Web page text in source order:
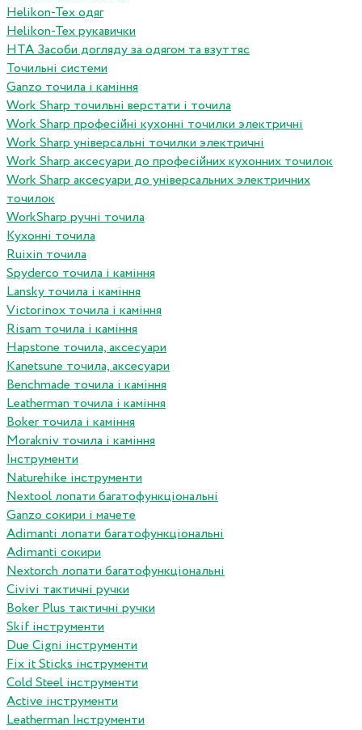
Helikon-Tex одяг
Helikon-Tex рукавички
HTA Засоби догляду за одягом та взуттяс
Точильні системи
Ganzo точила і каміння
Work Sharp точильні верстати і точила
Work Sharp професiйнi кухоннi точилки электричнi
Work Sharp унiверсальнi точилки электричнi
Work Sharp аксесуари до професiйних кухонних точилок
Work Sharp аксесуари до унiверсальних электричних
точилок
WorkSharp ручні точила
Кухонні точила
Ruixin точила
Spyderco точила і каміння
Lansky точила і каміння
Victorinox точила і каміння
Risam точила і каміння
Hapstone точила, аксесуари
Kanetsune точила, аксесуари
Benchmade точила і каміння
Leatherman точила і каміння
Boker точила і каміння
Morakniv точила і каміння
Інструменти
Naturehike інструменти
Nextool лопати багатофункціональні
Ganzo сокири і мачете
Adimanti лопати багатофункціональні
Adimanti сокири
Nextorch лопати багатофункціональні
Сivivi тактичні ручки
Boker Plus тактичні ручки
Skif інструменти
Due Cigni інструменти
Fix it Sticks інструменти
Сold Steel інструменти
Active інструменти
Leatherman Інструменти